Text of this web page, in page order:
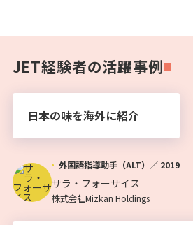
JET経験者の活躍事例
日本の味を海外に紹介
外国語指導助手（ALT）／ 2019
サラ・フォーサイス
株式会社Mizkan Holdings